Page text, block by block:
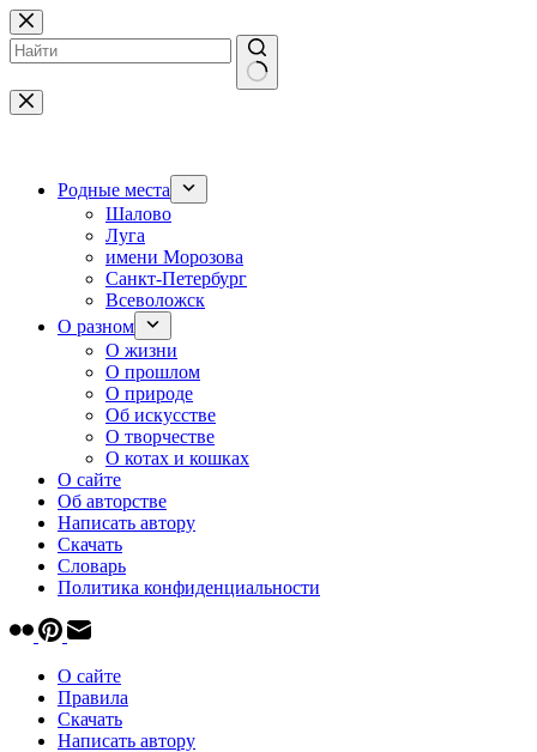
Перейти
к
сути
Ничего
не
Родные места
Шалово
Луга
имени Морозова
Санкт-Петербург
Всеволожск
О разном
О жизни
О прошлом
О природе
Об искусстве
О творчестве
О котах и кошках
О сайте
Об авторстве
Написать автору
Скачать
Cловарь
Политика конфиденциальности
О сайте
Правила
Скачать
Написать автору